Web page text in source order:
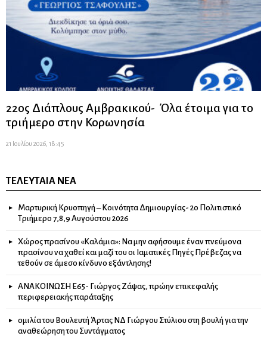
22ος Διάπλους Αμβρακικού- Όλα έτοιμα για το
τριήμερο στην Κορωνησία
21 Ιουλίου 2026, 18:45
ΤΕΛΕΥΤΑΊΑ ΝΈΑ
Μαρτυρική Κρυοπηγή – Κοινότητα Δημιουργίας- 2ο Πολιτιστικό
Τριήμερο 7,8,9 Αυγούστου 2026
Χώρος πρασίνου «Καλάμια»: Να μην αφήσουμε έναν πνεύμονα
πρασίνου να χαθεί και μαζί του οι Ιαματικές Πηγές Πρέβεζας να
τεθούν σε άμεσο κίνδυνο εξάντλησης!
ΑΝΑΚΟΙΝΩΣΗ Ε65- Γιώργος Ζάψας, πρώην επικεφαλής
περιφερειακής παράταξης
ομιλία του Βουλευτή Άρτας ΝΔ Γιώργου Στύλιου στη βουλή για την
αναθεώρηση του Συντάγματος